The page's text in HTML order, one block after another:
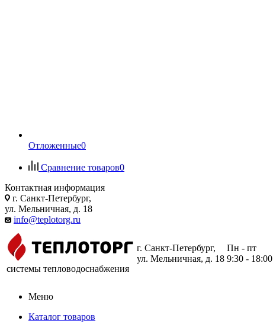
Отложенные0
Сравнение товаров0
Контактная информация
г. Санкт-Петербург,
ул. Мельничная, д. 18
info@teplotorg.ru
системы тепловодоснабжения
г. Санкт-Петербург,
ул. Мельничная, д. 18
Пн - пт
9:30 - 18:00
Меню
Каталог товаров